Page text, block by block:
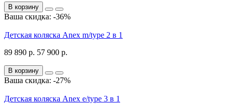
В корзину
Ваша скидка: -36%
Детская коляска Anex m/type 2 в 1
89 890 р. 57 900 р.
В корзину
Ваша скидка: -27%
Детская коляска Anex e/type 3 в 1